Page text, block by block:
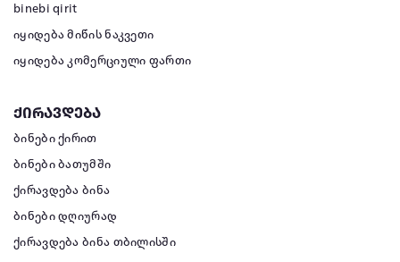
binebi qirit
იყიდება მიწის ნაკვეთი
იყიდება კომერციული ფართი
ქირავდება
ბინები ქირით
ბინები ბათუმში
ქირავდება ბინა
ბინები დღიურად
ქირავდება ბინა თბილისში